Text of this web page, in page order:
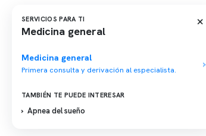
SERVICIOS PARA TI
Medicina general
×
Medicina general
Primera consulta y derivación al especialista.
TAMBIÉN TE PUEDE INTERESAR
Apnea del sueño